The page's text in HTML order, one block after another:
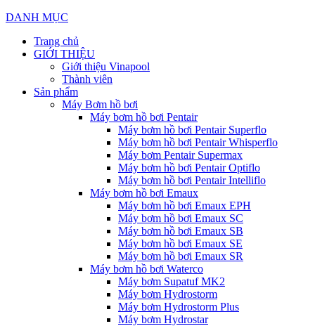
DANH MỤC
Trang chủ
GIỚI THIỆU
Giới thiệu Vinapool
Thành viên
Sản phẩm
Máy Bơm hồ bơi
Máy bơm hồ bơi Pentair
Máy bơm hồ bơi Pentair Superflo
Máy bơm hồ bơi Pentair Whisperflo
Máy bơm Pentair Supermax
Máy bơm hồ bơi Pentair Optiflo
Máy bơm hồ bơi Pentair Intelliflo
Máy bơm hồ bơi Emaux
Máy bơm hồ bơi Emaux EPH
Máy bơm hồ bơi Emaux SC
Máy bơm hồ bơi Emaux SB
Máy bơm hồ bơi Emaux SE
Máy bơm hồ bơi Emaux SR
Máy bơm hồ bơi Waterco
Máy bơm Supatuf MK2
Máy bơm Hydrostorm
Máy bơm Hydrostorm Plus
Máy bơm Hydrostar